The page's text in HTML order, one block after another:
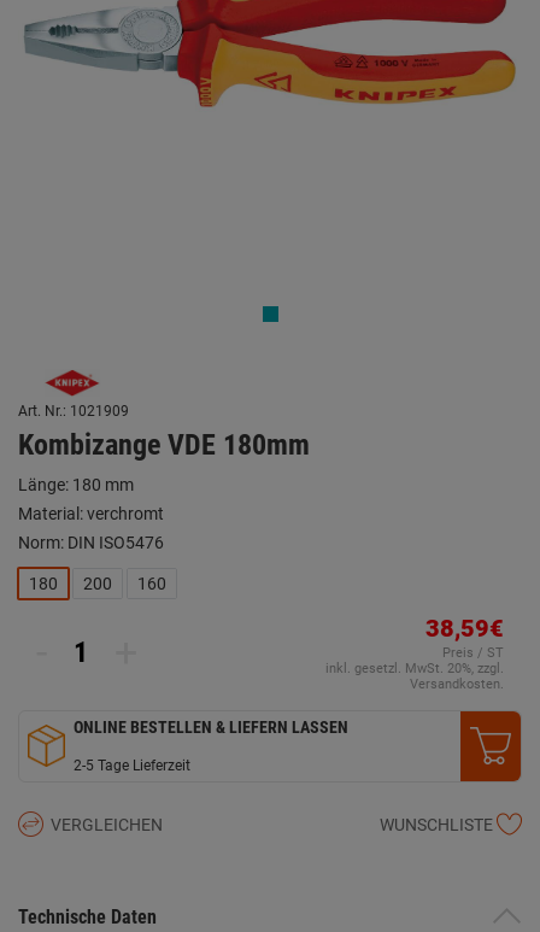
Art. Nr.: 1021909
Kombizange VDE 180mm
Länge: 180 mm
Material: verchromt
Norm: DIN ISO5476
180 200 160
38,59€
Preis / ST
inkl. gesetzl. MwSt. 20%, zzgl.
Versandkosten.
ONLINE BESTELLEN & LIEFERN LASSEN
2-5 Tage Lieferzeit
VERGLEICHEN WUNSCHLISTE
Technische Daten